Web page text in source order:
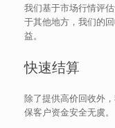
我们基于市场行情评
于其他地方，我们的
益。
快速结算
除了提供高价回收外
保客户资金安全无虞。